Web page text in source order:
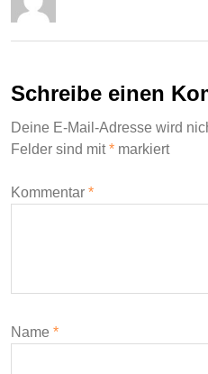
Schreibe einen
Deine E-Mail-Adresse wird
Felder sind mit* markiert
Kommentar *
Name *